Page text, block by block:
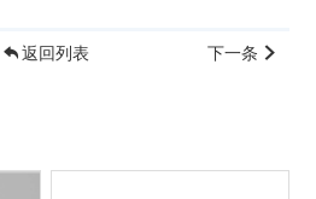
返回列表 下一条